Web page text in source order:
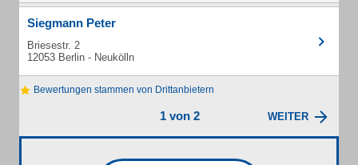
Siegmann Peter
Briesestr. 2
12053 Berlin - Neukölln
Bewertungen stammen von Drittanbietern
1 von 2 WEITER